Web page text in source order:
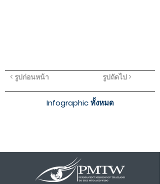
รูปถัดไป >
< รูปก่อนหน้า
Infographic ทั้งหมด